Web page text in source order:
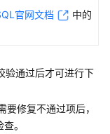
官网文档
中的
验通过后才可进行下
修复不通过项后，
。